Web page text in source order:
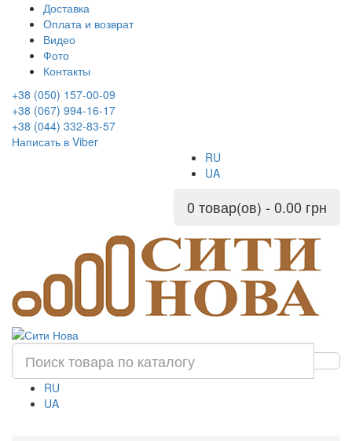
Доставка
Оплата и возврат
Видео
Фото
Контакты
+38 (050) 157-00-09
+38 (067) 994-16-17
+38 (044) 332-83-57
Написать в Viber
RU
UA
0 товар(ов) - 0.00 грн
RU
UA